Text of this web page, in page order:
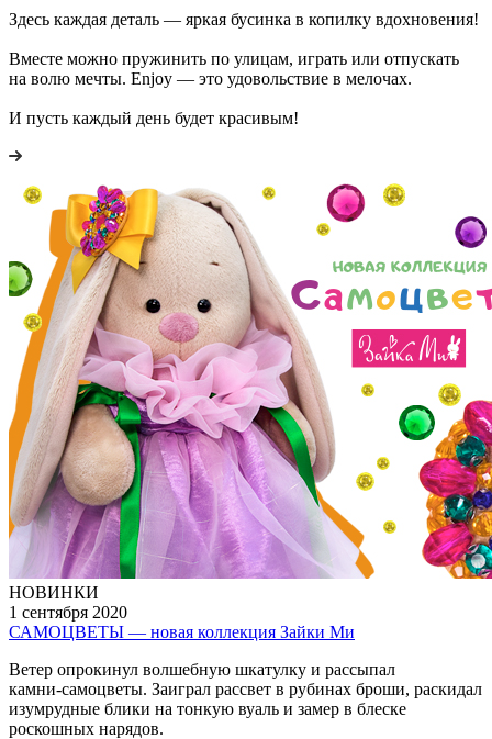
Здесь каждая деталь — яркая бусинка в копилку вдохновения!
Вместе можно пружинить по улицам, играть или отпускать
на волю мечты. Enjoy — это удовольствие в мелочах.
И пусть каждый день будет красивым!
НОВИНКИ
1 сентября 2020
САМОЦВЕТЫ — новая коллекция Зайки Ми
Ветер опрокинул волшебную шкатулку и рассыпал
камни‑самоцветы. Заиграл рассвет в рубинах броши, раскидал
изумрудные блики на тонкую вуаль и замер в блеске
роскошных нарядов.